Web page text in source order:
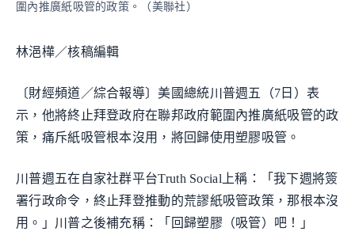
圍內推廣紙吸管的政策。（美聯社）
林浥樺／核稿編輯
〔財經頻道／綜合報導〕美國總統川普週五（7日）表
示，他將終止拜登政府在聯邦政府範圍內推廣紙吸管的政
策，痛斥紙吸管根本沒用，將回歸使用塑膠吸管。
川普週五在自家社群平台Truth Social上稱：「我下週將簽
署行政命令，終止拜登推動的荒謬紙吸管政策，那根本沒
用。」川普之後補充稱：「回歸塑膠（吸管）吧！」